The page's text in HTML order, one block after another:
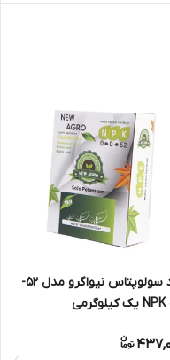
کود سولوپتاس نیواگرو مدل 52-